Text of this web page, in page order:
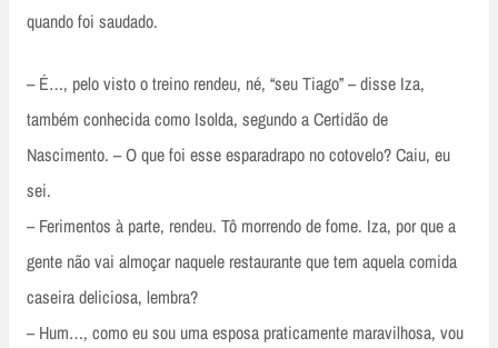
quando foi saudado.
– É…, pelo visto o treino rendeu, né, “seu Tiago” – disse Iza,
também conhecida como Isolda, segundo a Certidão de
Nascimento. – O que foi esse esparadrapo no cotovelo? Caiu, eu
sei.
– Ferimentos à parte, rendeu. Tô morrendo de fome. Iza, por que a
gente não vai almoçar naquele restaurante que tem aquela comida
caseira deliciosa, lembra?
– Hum…, como eu sou uma esposa praticamente maravilhosa, vou